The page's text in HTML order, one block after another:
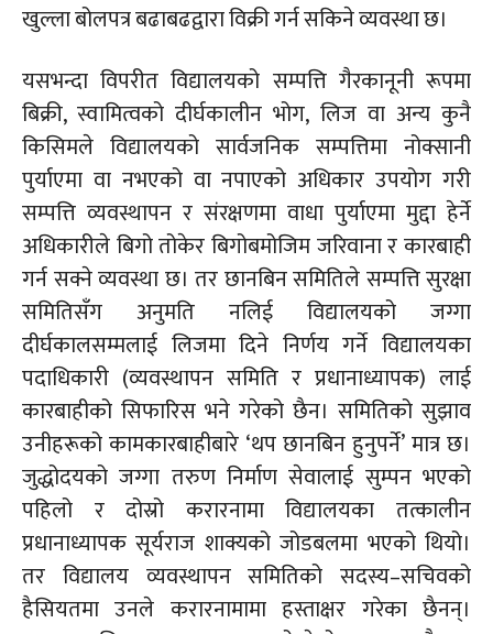
खुल्लाबोलपत्र बढाबढद्वाराविक्रीगर्न सकिने व्यवस्था छ।
यसभन्दा विपरीत विद्यालयको सम्पत्ति गैरकानूनी रूपमा
बिक्री,स्वामित्वको दीर्घकालीन भोग, लिज वा अन्य कुनै
किसिमले विद्यालयको सार्वजनिक सम्पत्तिमा नोक्सानी
पुर्याएमा वा नभएको वा नपाएको अधिकार उपयोग गरी
सम्पत्ति व्यवस्थापन र संरक्षणमा वाधा पुर्याएमा मुद्दा हेर्ने
अधिकारीले बिगो तोकेर बिगोबमोजिमजरिवानार कारबाही
गर्न सक्ने व्यवस्था छ। तर छानबिन समितिले सम्पत्ति सुरक्षा
समितिसँग अनुमति नलिई विद्यालयको जग्गा
दीर्घकालसम्मलाई लिजमा दिने निर्णय गर्ने विद्यालयका
पदाधिकारी (व्यवस्थापन समिति र प्रधानाध्यापक) लाई
कारबाहीको सिफारिस भने गरेको छैन। समितिको सुझाव
उनीहरूको कामकारबाहीबारे ‘थप छानबिन हुनुपर्ने’ मात्र छ।
जुद्धोदयको जग्गा तरुण निर्माण सेवालाई सुम्पन भएको
पहिलो र दोस्रो करारनामा विद्यालयका तत्कालीन
प्रधानाध्यापक सूर्यराज शाक्यको जोडबलमा भएको थियो।
तर विद्यालय व्यवस्थापन समितिको सदस्य–सचिवको
हैसियतमा उनले करारनामामा हस्ताक्षर गरेका छैनन्।